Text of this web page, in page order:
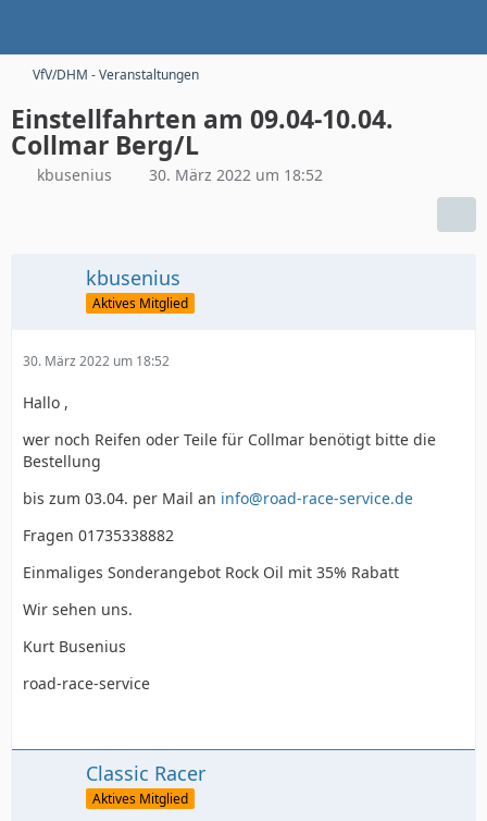
VfV/DHM - Veranstaltungen
Einstellfahrten am 09.04-10.04.
Collmar Berg/L
kbusenius 30. März 2022 um 18:52
kbusenius
Aktives Mitglied
30. März 2022 um 18:52
Hallo ,
wer noch Reifen oder Teile für Collmar benötigt bitte die
Bestellung
bis zum 03.04. per Mail an info@road-race-service.de
Fragen 01735338882
Einmaliges Sonderangebot Rock Oil mit 35% Rabatt
Wir sehen uns.
Kurt Busenius
road-race-service
Classic Racer
Aktives Mitglied